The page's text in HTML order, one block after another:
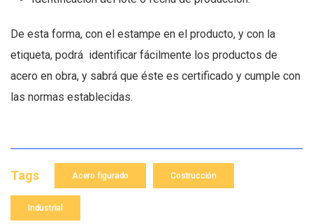
De esta forma, con el estampe en el producto, y con la
etiqueta, podrá identificar fácilmente los productos de
acero en obra, y sabrá que éste es certificado y cumple con
las normas establecidas.
Tags Acero figurado Costrucción
Industrial